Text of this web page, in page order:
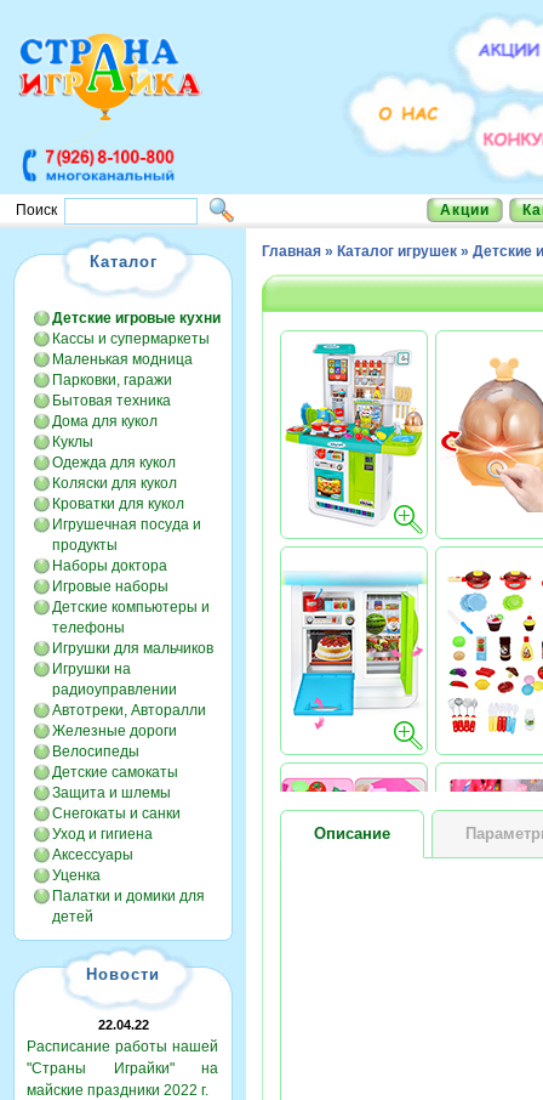
Поиск Акции
Каталог
Детские игровые кухни
Кассы и супермаркеты
Маленькая модница
Парковки, гаражи
Бытовая техника
Дома для кукол
Куклы
Одежда для кукол
Коляски для кукол
Кроватки для кукол
Игрушечная посуда и
продукты
Наборы доктора
Игровые наборы
Детские компьютеры и
телефоны
Игрушки для мальчиков
Игрушки на
радиоуправлении
Автотреки, Авторалли
Железные дороги
Велосипеды
Детские самокаты
Защита и шлемы
Снегокаты и санки
Уход и гигиена
Аксессуары
Уценка
Палатки и домики для
детей
Новости
22.04.22
Расписание работы нашей
"Страны Играйки" на
майские праздники 2022 г.
Главная » Каталог игрушек » Детские
Описание